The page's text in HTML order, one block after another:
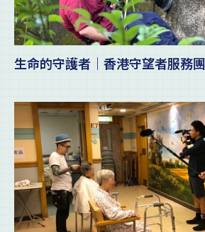
生命的守護者｜香港守望者服務團